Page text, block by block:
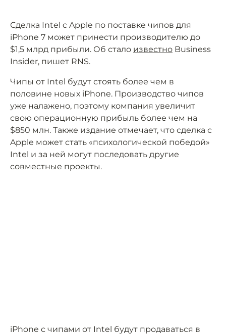
Сделка Intel c Apple по поставке чипов для
iPhone 7 может принести производителю до
$1,5 млрд прибыли. Об стало известно Business
Insider, пишет RNS.
Чипы от Intel будут стоять более чем в
половине новых iPhone. Производство чипов
уже налажено, поэтому компания увеличит
свою операционную прибыль более чем на
$850 млн. Также издание отмечает, что сделка с
Apple может стать «психологической победой»
Intel и за ней могут последовать другие
совместные проекты.
iPhone с чипами от Intel будут продаваться в